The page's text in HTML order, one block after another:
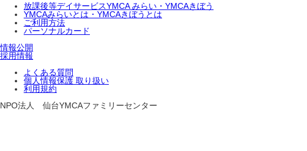
放課後等デイサービスYMCA みらい・YMCAきぼう
YMCAみらいとは・YMCAきぼうとは
ご利用方法
パーソナルカード
情報公開
採用情報
よくある質問
個人情報保護 取り扱い
利用規約
NPO法人 仙台YMCAファミリーセンター